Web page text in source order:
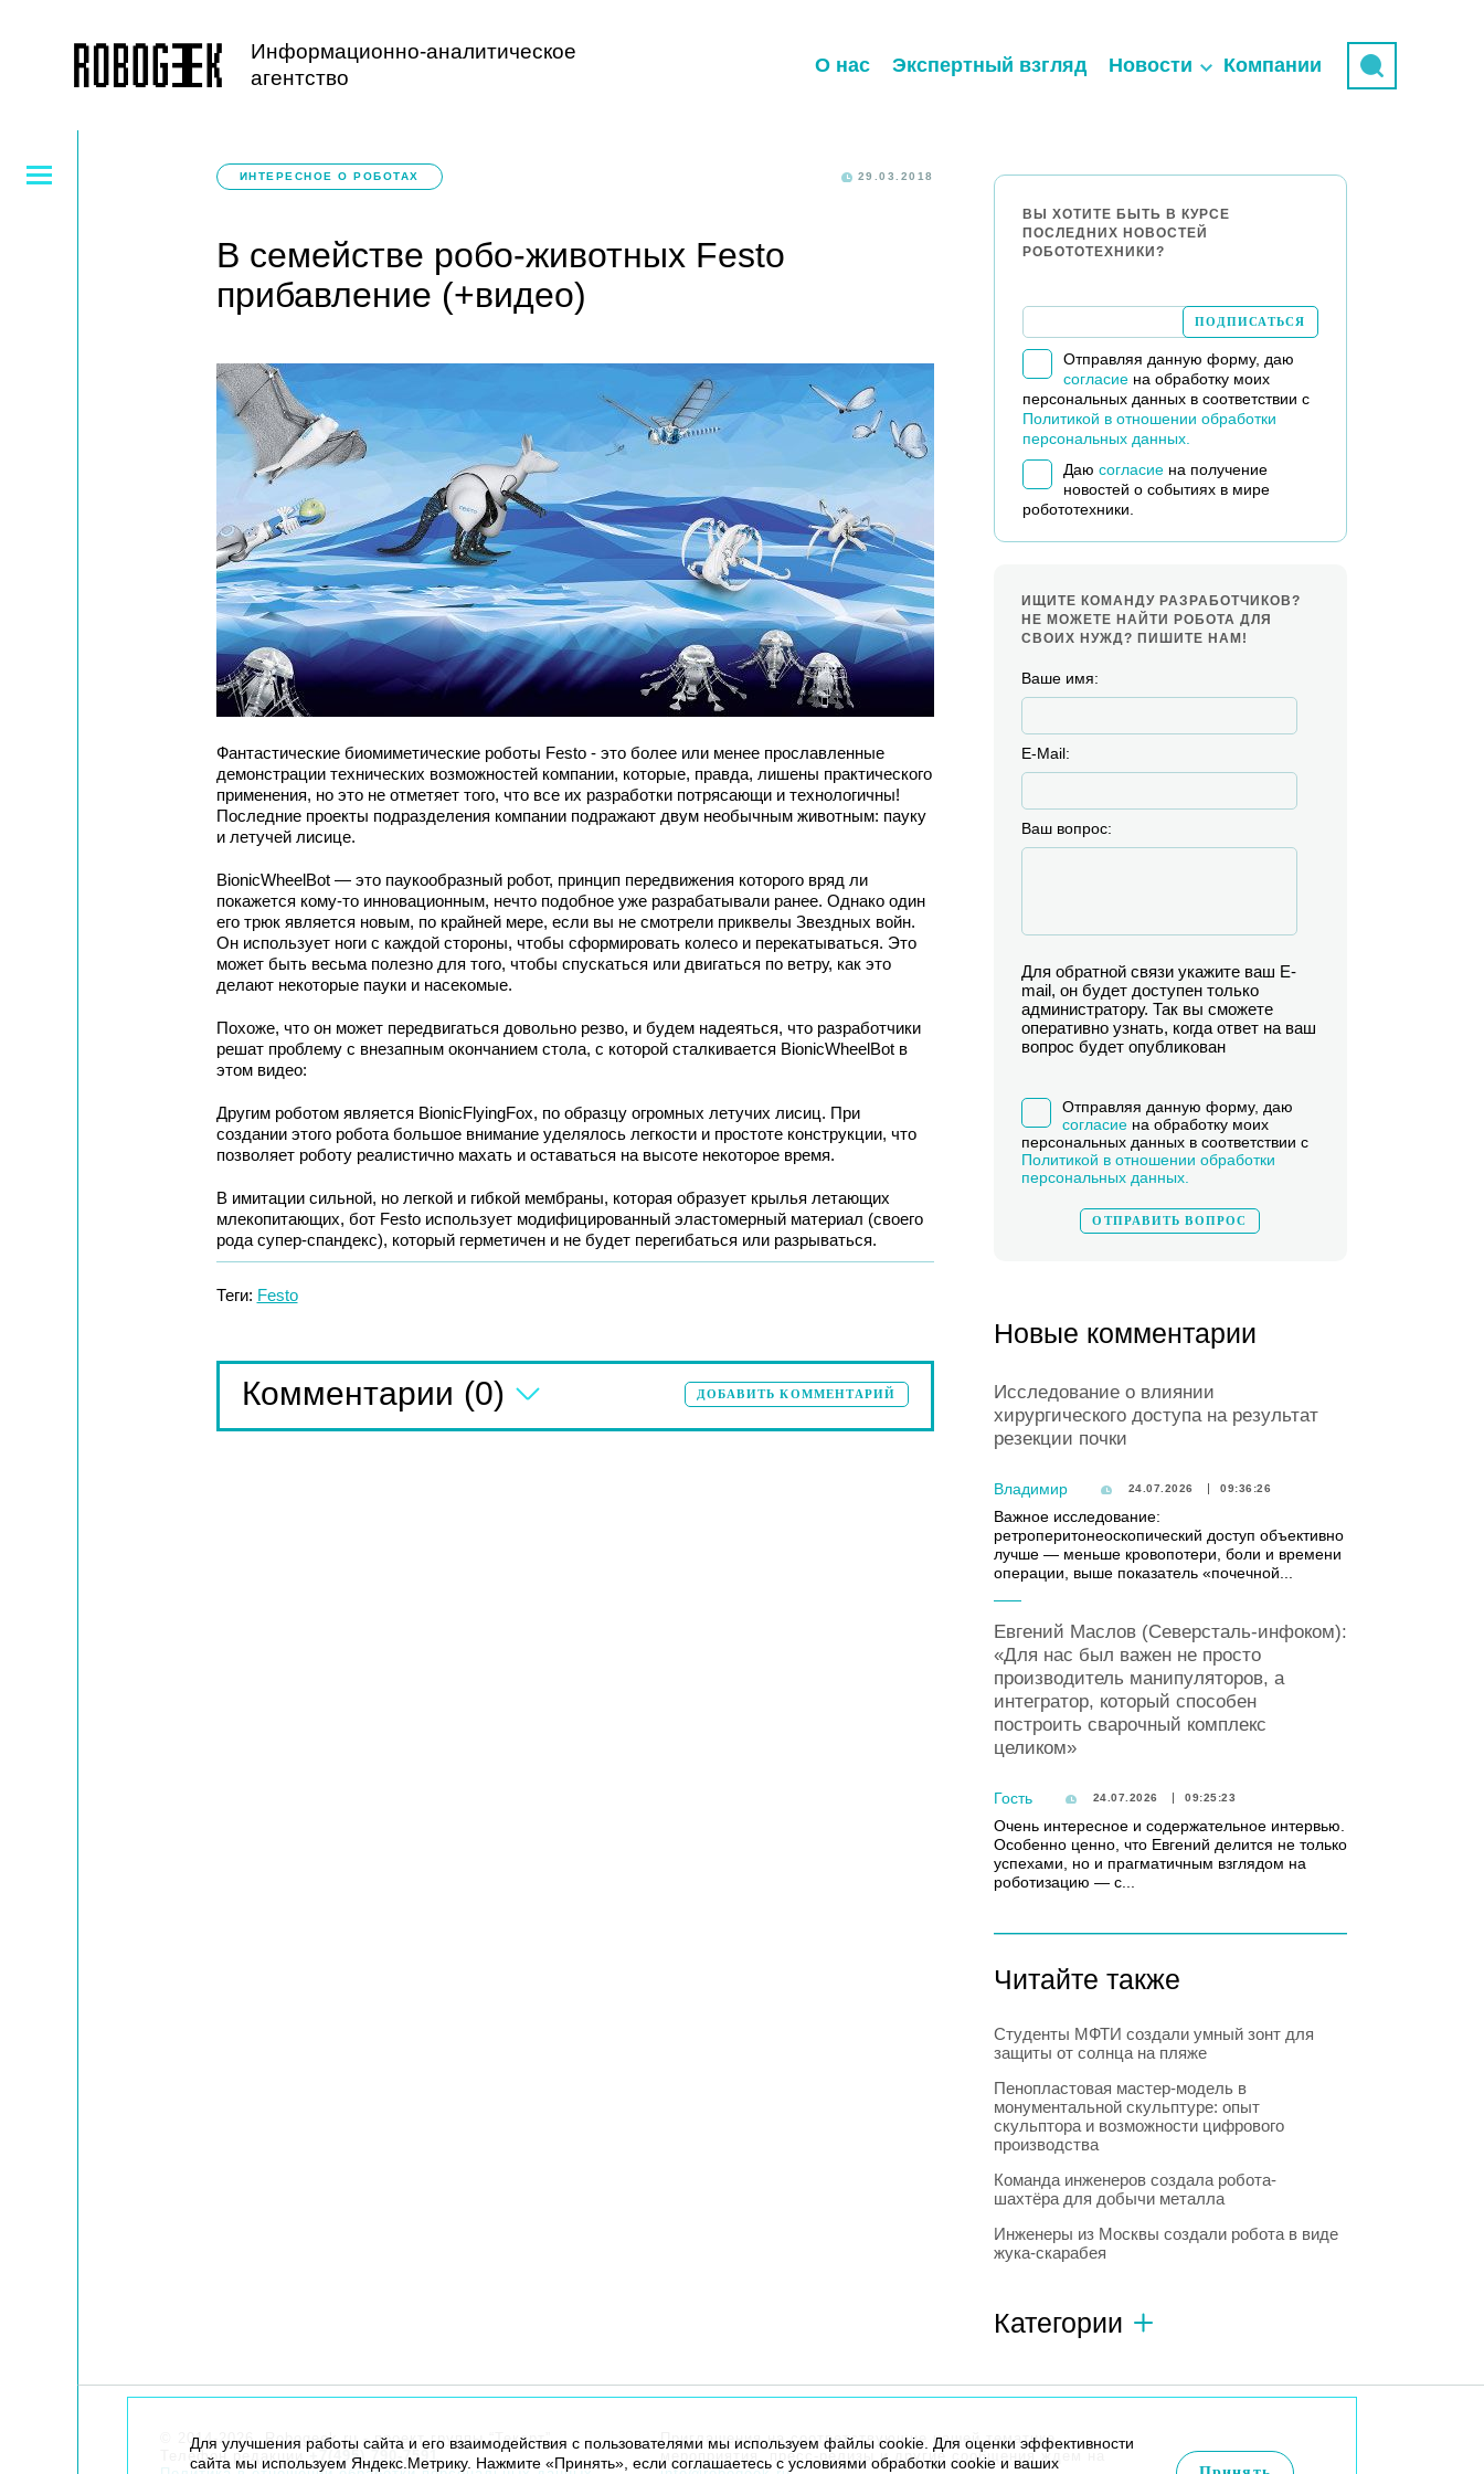
Информационно-аналитическое
агентство
О нас Экспертный взгляд Новости Компании
ИНТЕРЕСНОЕ О РОБОТАХ 29.03.2018
В семействе робо-животных Festo
прибавление (+видео)
Фантастические биомиметические роботы Festo - это более или менее прославленные
демонстрации технических возможностей компании, которые, правда, лишены практического
применения, но это не отметяет того, что все их разработки потрясающи и технологичны!
Последние проекты подразделения компании подражают двум необычным животным: пауку
и летучей лисице.
BionicWheelBot — это паукообразный робот, принцип передвижения которого вряд ли
покажется кому-то инновационным, нечто подобное уже разрабатывали ранее. Однако один
его трюк является новым, по крайней мере, если вы не смотрели приквелы Звездных войн.
Он использует ноги с каждой стороны, чтобы сформировать колесо и перекатываться. Это
может быть весьма полезно для того, чтобы спускаться или двигаться по ветру, как это
делают некоторые пауки и насекомые.
Похоже, что он может передвигаться довольно резво, и будем надеяться, что разработчики
решат проблему с внезапным окончанием стола, с которой сталкивается BionicWheelBot в
этом видео:
Другим роботом является BionicFlyingFox, по образцу огромных летучих лисиц. При
создании этого робота большое внимание уделялось легкости и простоте конструкции, что
позволяет роботу реалистично махать и оставаться на высоте некоторое время.
В имитации сильной, но легкой и гибкой мембраны, которая образует крылья летающих
млекопитающих, бот Festo использует модифицированный эластомерный материал (своего
рода супер-спандекс), который герметичен и не будет перегибаться или разрываться.
Теги: Festo
Комментарии (0) ДОБАВИТЬ КОММЕНТАРИЙ
ВЫ ХОТИТЕ БЫТЬ В КУРСЕ
ПОСЛЕДНИХ НОВОСТЕЙ
РОБОТОТЕХНИКИ?
Отправляя данную форму, даю
согласиена обработку моих
персональных данных в соответствии с
Политикой в отношении обработки
персональных данных.
Даю согласиена получение
новостей о событиях в мире
робототехники.
ИЩИТЕ КОМАНДУ РАЗРАБОТЧИКОВ?
НЕ МОЖЕТЕ НАЙТИ РОБОТА ДЛЯ
СВОИХ НУЖД? ПИШИТЕ НАМ!
Ваше имя:
E-Mail:
Ваш вопрос:
Для обратной связи укажите ваш E-
mail, он будет доступен только
администратору. Так вы сможете
оперативно узнать, когда ответ на ваш
вопрос будет опубликован
Отправляя данную форму, даю
согласиена обработку моих
персональных данных в соответствии с
Политикой в отношении обработки
персональных данных.
Новые комментарии
Исследование о влиянии
хирургического доступа на результат
резекции почки
Владимир 24.07.2026 09:36:26
Важное исследование:
ретроперитонеоскопический доступ объективно
лучше — меньше кровопотери, боли и времени
операции, выше показатель «почечной...
Евгений Маслов (Северсталь-инфоком):
«Для нас был важен не просто
производитель манипуляторов, а
интегратор, который способен
построить сварочный комплекс
целиком»
Гость 24.07.2026 09:25:23
Очень интересное и содержательное интервью.
Особенно ценно, что Евгений делится не только
успехами, но и прагматичным взглядом на
роботизацию — с...
Читайте также
Студенты МФТИ создали умный зонт для
защиты от солнца на пляже
Пенопластовая мастер-модель в
монументальной скульптуре: опыт
скульптора и возможности цифрового
производства
Команда инженеров создала робота-
шахтёра для добычи металла
Инженеры из Москвы создали робота в виде
жука-скарабея
Категории
Искусственный интеллект 728
© 2014-2026. Robogeek.ru - проект группы “Текарт”.
Телефон редакции+7(495) 790-7591
Приглашения на соответствующие нашей тематике
мероприятия, пресс-релизы и другие сообщения ждем на
Для улучшения работы сайта и его взаимодействия с пользователями мы используем файлы cookie. Для оценки эффективности
сайта мы используем Яндекс.Метрику. Нажмите «Принять», если соглашаетесь с условиями обработки cookie и ваших